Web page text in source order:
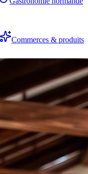
Commerces & produits